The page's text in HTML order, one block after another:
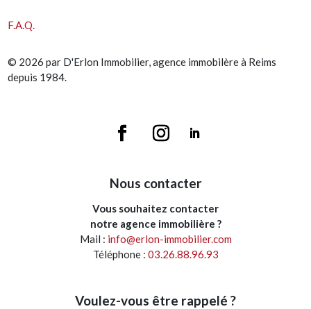
F.A.Q.
© 2026 par D'Erlon Immobilier, agence immobilère à Reims
depuis 1984.
Nous contacter
Vous souhaitez contacter
notre agence immobilière ?
Mail : info@erlon-immobilier.com
Téléphone : 03.26.88.96.93
Voulez-vous être rappelé ?